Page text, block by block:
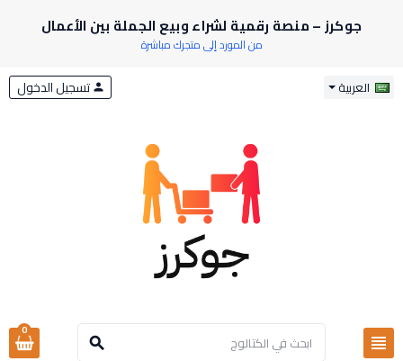
جوكرز – منصة رقمية لشراء وبيع الجملة بين الأعمال
من المورد إلى متجرك مباشرة
العربية
view_headline
search
person تسجيل الدخول
0